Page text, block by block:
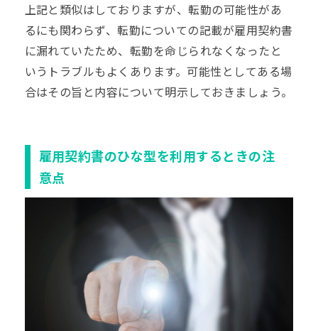
上記と類似はしておりますが、転勤の可能性があ
るにも関わらず、転勤についての記載が雇用契約書
に漏れていたため、転勤を命じられなくなったと
いうトラブルもよくあります。可能性としてある場
合はその旨と内容について明示しておきましょう。
雇用契約書のひな型を利用するときの注
意点